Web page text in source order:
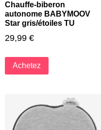
Chauffe-biberon
autonome BABYMOOV
Star gris/étoiles TU
29,99 €
Achetez